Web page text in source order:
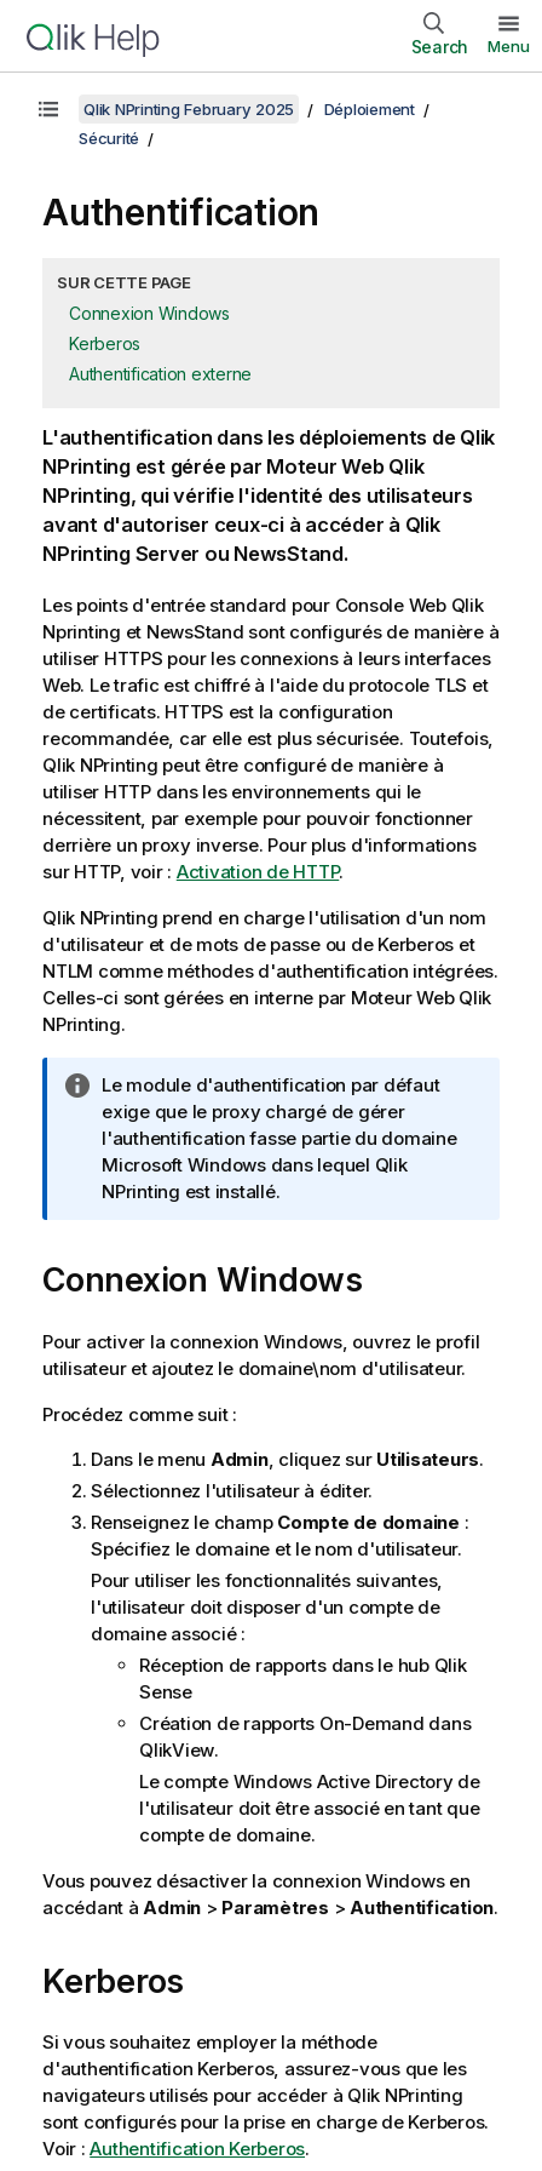
Search Menu
Qlik NPrinting February 2025
Déploiement
Sécurité
Authentification
SUR CETTE PAGE
Connexion Windows
Kerberos
Authentification externe
L'authentification dans les déploiements de Qlik
NPrintingest gérée par Moteur Web Qlik
NPrinting, qui vérifie l'identité des utilisateurs
avant d'autoriser ceux-ci à accéder à Qlik
NPrinting Server ou NewsStand.
Les points d'entrée standard pour Console Web Qlik
Nprinting et NewsStand sont configurés de manière à
utiliser HTTPS pour les connexions à leurs interfaces
Web. Le trafic est chiffré à l'aide du protocole TLS et
de certificats. HTTPS est la configuration
recommandée, car elle est plus sécurisée. Toutefois,
Qlik NPrinting peut être configuré de manière à
utiliser HTTPdans les environnements qui le
nécessitent, par exemple pour pouvoir fonctionner
derrière un proxy inverse. Pour plus d'informations
sur HTTP, voir : Activation de HTTP.
Qlik NPrinting prend en charge l'utilisation d'un nom
d'utilisateur et de mots de passe ou de Kerberos et
NTLM comme méthodes d'authentification intégrées.
Celles-ci sont gérées en interne par Moteur Web Qlik
NPrinting.
N
o
t
e
I
o
r
a
t
i
n
s
Le module d'authentification par défaut
exige que le proxy chargé de gérer
l'authentification fasse partie du domaine
Microsoft Windowsdans lequel Qlik
NPrinting est installé.
Connexion Windows
Pour activer la connexion Windows, ouvrez le profil
utilisateur et ajoutez le domaine\nom d'utilisateur.
Procédez comme suit :
Dans le menu Admin, cliquez sur Utilisateurs.
Sélectionnez l'utilisateur à éditer.
Renseignez le champ Compte de domaine :
Spécifiez le domaine et le nom d'utilisateur.
Pour utiliser les fonctionnalités suivantes,
l'utilisateur doit disposer d'un compte de
domaine associé :
Réception de rapports dans le hub Qlik
Sense
Création de rapports On-Demand dans
QlikView.
Le compte Windows Active Directory de
l'utilisateur doit être associé en tant que
compte de domaine.
Vous pouvez désactiver la connexion Windowsen
accédant à Admin > Paramètres > Authentification.
Kerberos
Si vous souhaitez employer la méthode
d'authentification Kerberos, assurez-vous que les
navigateurs utilisés pour accéder à Qlik NPrinting
sont configurés pour la prise en charge de Kerberos.
Voir :Authentification Kerberos.